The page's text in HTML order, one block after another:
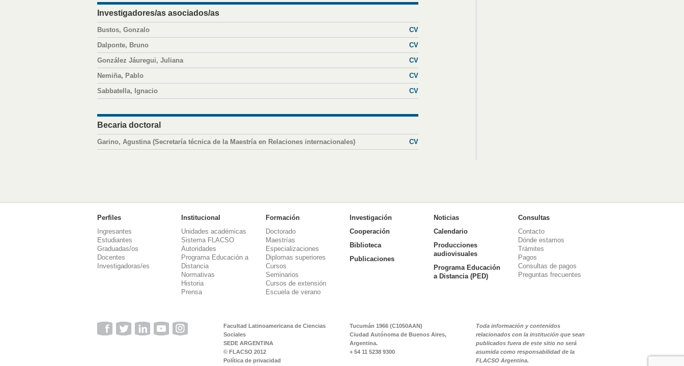
Investigadores/as asociados/as
Bustos, Gonzalo
CV
Dalponte, Bruno
CV
González Jáuregui, Juliana
CV
Nemiña, Pablo
CV
Sabbatella, Ignacio
CV
Becaria doctoral
Garino, Agustina (Secretaría técnica de la Maestría en Relaciones internacionales) CV
Perfiles
Ingresantes
Estudiantes
Graduadas/os
Docentes
Investigadoras/es
Institucional
Unidades académicas
Sistema FLACSO
Autoridades
Programa Educación a
Distancia
Normativas
Historia
Prensa
Formación
Doctorado
Maestrías
Especializaciones
Diplomas superiores
Cursos
Seminarios
Cursos de extensión
Escuela de verano
Investigación
Cooperación
Biblioteca
Publicaciones
Noticias
Calendario
Producciones
audiovisuales
Programa Educación
a Distancia (PED)
Consultas
Contacto
Dónde estamos
Trámites
Pagos
Consultas de pagos
Preguntas frecuentes
Facultad Latinoamericana de Ciencias
Sociales
SEDE ARGENTINA
© FLACSO 2012
Política de privacidad
Tucumán 1966 (C1050AAN)
Ciudad Autónoma de Buenos Aires,
Argentina.
+ 54 11 5238 9300
Toda información y contenidos
relacionados con la institución que sean
publicados fuera de este sitio no será
asumida como responsabilidad de la
FLACSO Argentina.